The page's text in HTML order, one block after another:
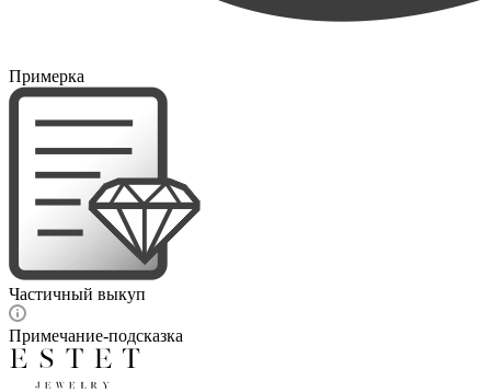
Примерка
Частичный выкуп
Примечание-подсказка